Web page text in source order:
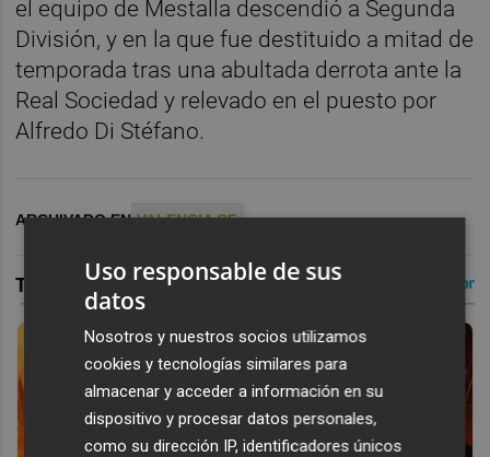
el equipo de Mestalla descendió a Segunda
División, y en la que fue destituido a mitad de
temporada tras una abultada derrota ante la
Real Sociedad y relevado en el puesto por
Alfredo Di Stéfano.
ARCHIVADO EN VALENCIA CF
Uso responsable de sus
datos
Nosotros y nuestros socios utilizamos
cookies y tecnologías similares para
almacenar y acceder a información en su
dispositivo y procesar datos personales,
como su dirección IP, identificadores únicos